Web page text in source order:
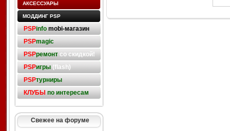
АКСЕССУАРЫ
МОДДИНГ PSP
PSPinfo mobi-магазин
PSPmagic
PSPремонтсо скидкой!
PSPигры(flash)
PSPтурниры
КЛУБЫ по интересам
Свежее на форуме